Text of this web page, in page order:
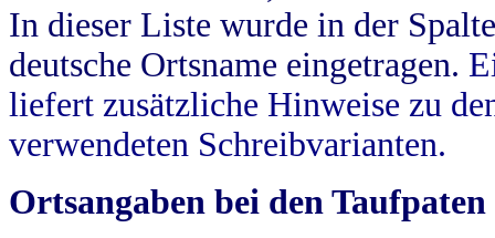
In dieser Liste wurde in der
deutsche Ortsname eingetragen.
liefert zusätzliche Hinweise zu
verwendeten Schreibvarianten.
Ortsangaben bei den Taufpaten